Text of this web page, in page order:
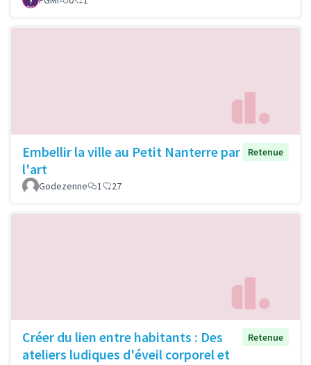
Embellir la ville au Petit Nanterre par
l'art
Retenue
Godezenne 1 27
Créer du lien entre habitants : Des
ateliers ludiques d'éveil corporel et
Retenue